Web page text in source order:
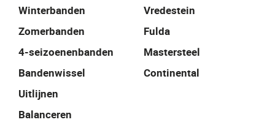
Winterbanden
Zomerbanden
4-seizoenenbanden
Bandenwissel
Uitlijnen
Balanceren
Vredestein
Fulda
Mastersteel
Continental